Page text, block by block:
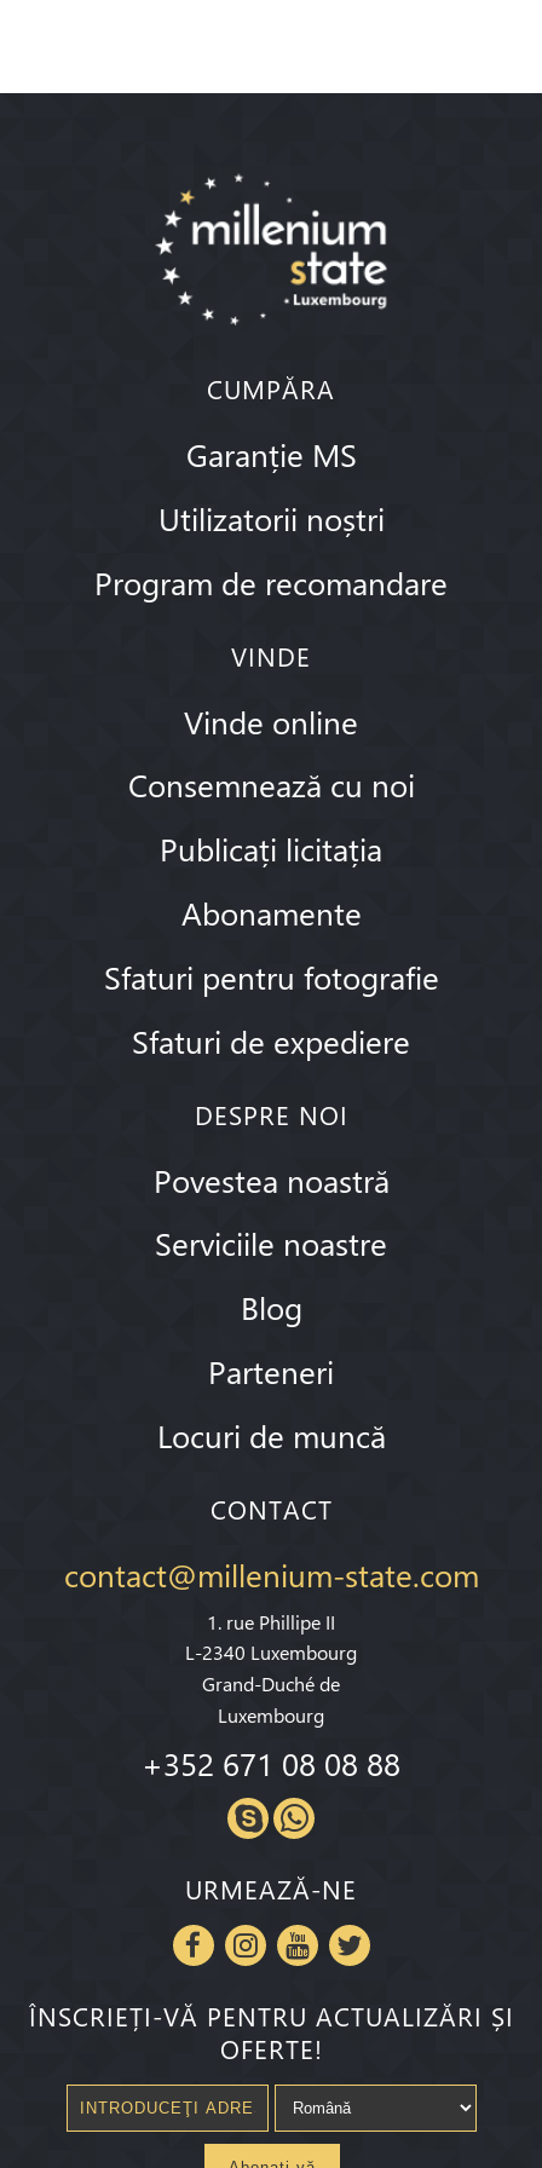
CUMPĂRA
Garanție MS
Utilizatorii noștri
Program de recomandare
VINDE
Vinde online
Consemnează cu noi
Publicați licitația
Abonamente
Sfaturi pentru fotografie
Sfaturi de expediere
DESPRE NOI
Povestea noastră
Serviciile noastre
Blog
Parteneri
Locuri de muncă
CONTACT
contact@millenium-state.com
1. rue Phillipe II
L-2340 Luxembourg
Grand-Duché de
Luxembourg
+352 671 08 08 88
URMEAZĂ-NE
ÎNSCRIEȚI-VĂ PENTRU ACTUALIZĂRI ȘI
OFERTE!